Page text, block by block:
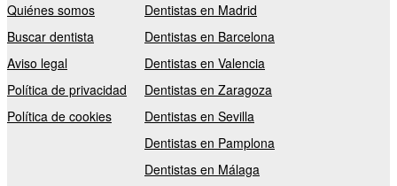
Quiénes somos
Buscar dentista
Aviso legal
Política de privacidad
Política de cookies
Dentistas en Madrid
Dentistas en Barcelona
Dentistas en Valencia
Dentistas en Zaragoza
Dentistas en Sevilla
Dentistas en Pamplona
Dentistas en Málaga